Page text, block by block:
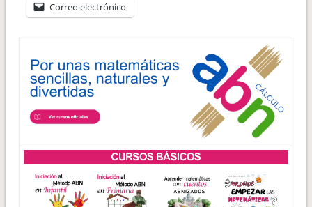
Correo electrónico